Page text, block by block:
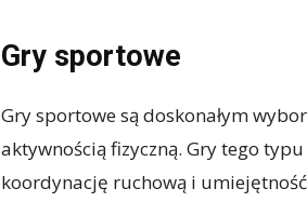
Gry sportowe
Gry sportowe są doskonałym
aktywnością fizyczną. Gry tego
koordynację ruchową i